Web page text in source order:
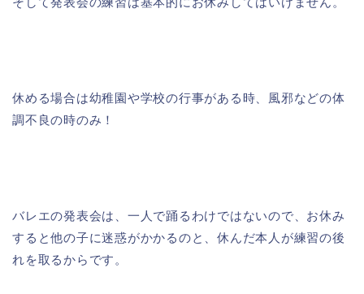
休める場合は幼稚園や学校の行事がある時、風邪などの体
調不良の時のみ！
バレエの発表会は、一人で踊るわけではないので、お休み
すると他の子に迷惑がかかるのと、休んだ本人が練習の後
れを取るからです。